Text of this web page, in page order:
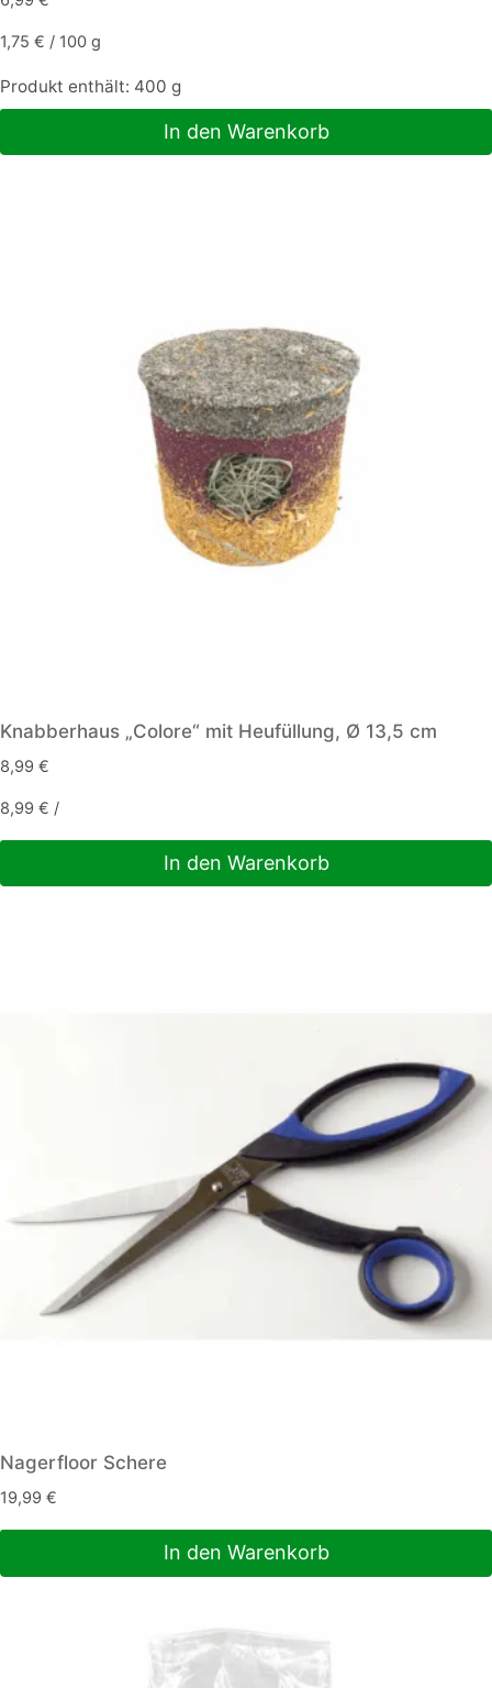
1,75 € / 100 g
Produkt enthält: 400 g
In den Warenkorb
Knabberhaus „Colore“ mit Heufüllung, Ø 13,5 cm
8,99 €
8,99 € /
In den Warenkorb
Nagerfloor Schere
19,99 €
In den Warenkorb